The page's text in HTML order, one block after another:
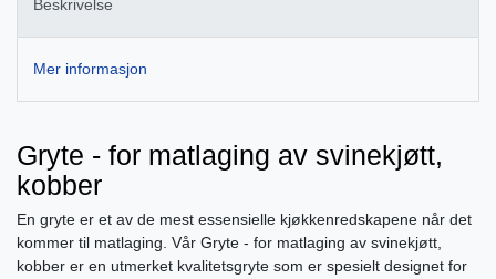
Beskrivelse
Mer informasjon
Gryte - for matlaging av svinekjøtt,
kobber
En gryte er et av de mest essensielle kjøkkenredskapene når det
kommer til matlaging. Vår Gryte - for matlaging av svinekjøtt,
kobber er en utmerket kvalitetsgryte som er spesielt designet for